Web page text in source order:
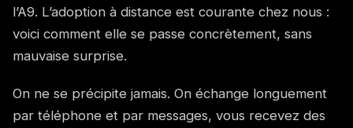
l’A9. L’adoption à distance est courante chez nous :
voici comment elle se passe concrètement, sans
mauvaise surprise.
On ne se précipite jamais. On échange longuement
par téléphone et par messages, vous recevez des